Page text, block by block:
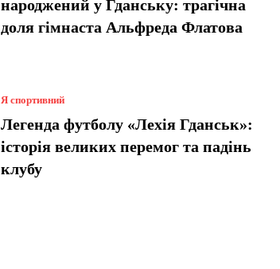
народжений у Гданську: трагічна
доля гімнаста Альфреда Флатова
Я спортивний
Легенда футболу «Лехія Гданськ»:
історія великих перемог та падінь
клубу